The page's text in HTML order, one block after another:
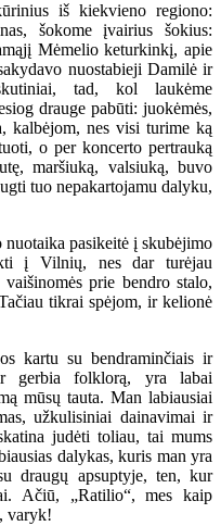
iš kiekvieno regiono:
šokome įvairius šokius:
Mėmelio keturkinkį, apie
nuostabieji Damilė ir
tad, kol laukėme
drauge pabūti: juokėmės,
kalbėjom, nes visi turime ką
o per koncerto pertrauką
maršiuką, valsiuką, buvo
tuo nepakartojamu dalyku,
pasikeitė į skubėjimo
į Vilnių, nes dar turėjau
prie bendro stalo,
tikrai spėjom, ir kelionė
kartu su bendraminčiais ir
gerbia folklorą, yra labai
mūsų tauta. Man labiausiai
užkulisiniai dainavimai ir
judėti toliau, tai mums
dalykas, kuris man yra
draugų apsuptyje, ten, kur
Ačiū, „Ratilio“, mes kaip
varyk!